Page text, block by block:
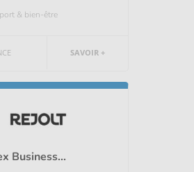
& bien-être
SAVOIR +
Business...